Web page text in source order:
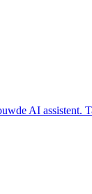
AI assistent.